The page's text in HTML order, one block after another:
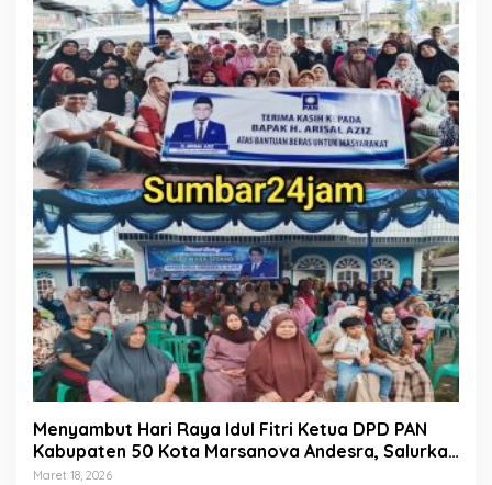
Menyambut Hari Raya Idul Fitri Ketua DPD PAN
Kabupaten 50 Kota Marsanova Andesra, Salurkan
Empat Ton Bantuan Beras Untuk Masyarakat
Maret 18, 2026